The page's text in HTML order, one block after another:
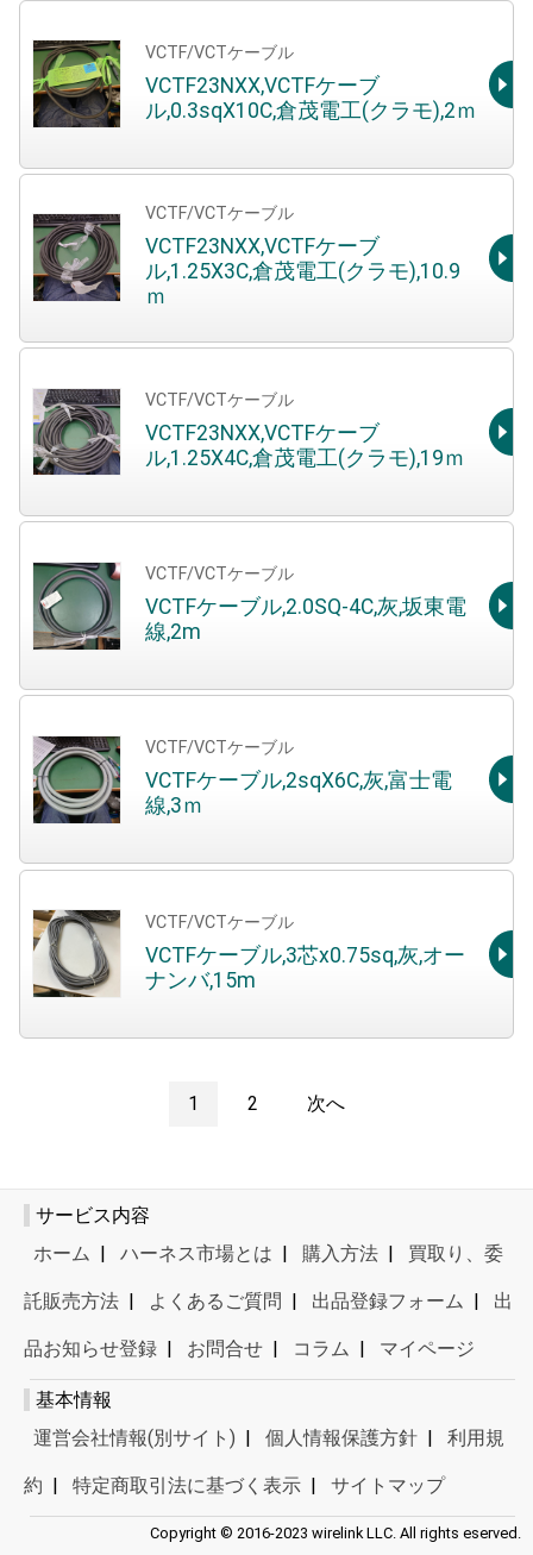
VCTF/VCTケーブル
VCTF23NXX,VCTFケーブ
ル,0.3sqX10C,倉茂電工(クラモ),2ｍ
VCTF/VCTケーブル
VCTF23NXX,VCTFケーブ
ル,1.25X3C,倉茂電工(クラモ),10.9
ｍ
VCTF/VCTケーブル
VCTF23NXX,VCTFケーブ
ル,1.25X4C,倉茂電工(クラモ),19ｍ
VCTF/VCTケーブル
VCTFケーブル,2.0SQ-4C,灰,坂東電
線,2m
VCTF/VCTケーブル
VCTFケーブル,2sqX6C,灰,富士電
線,3ｍ
VCTF/VCTケーブル
VCTFケーブル,3芯x0.75sq,灰,オー
ナンバ,15m
1 2 次へ
サービス内容
ホーム | ハーネス市場とは | 購入方法 | 買取り、委
託販売方法 | よくあるご質問 | 出品登録フォーム | 出
品お知らせ登録 | お問合せ | コラム | マイページ
基本情報
運営会社情報(別サイト) | 個人情報保護方針 | 利用規
約 | 特定商取引法に基づく表示 | サイトマップ
Copyright © 2016-2023 wirelink LLC. All rights eserved.